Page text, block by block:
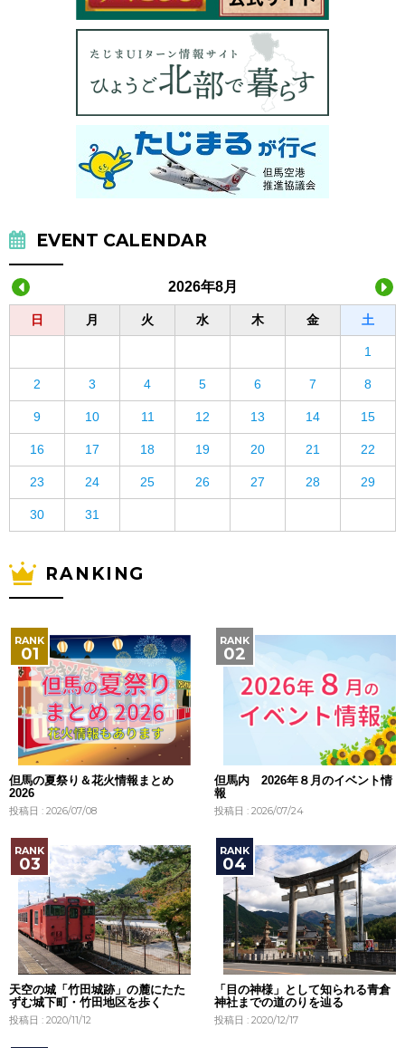
EVENT CALENDAR
2026年8月
日 月 火 水 木 金 土
1
2 3 4 5 6 7 8
9 10 11 12 13 14 15
16 17 18 19 20 21 22
23 24 25 26 27 28 29
30 31
RANKING
但馬の夏祭り＆花火情報まとめ
2026
投稿日 : 2026/07/08
但馬内 2026年８月のイベント情
報
投稿日 : 2026/07/24
天空の城「竹田城跡」の麓にたた
ずむ城下町・竹田地区を歩く
投稿日 : 2020/11/12
「目の神様」として知られる青倉
神社までの道のりを辿る
投稿日 : 2020/12/17